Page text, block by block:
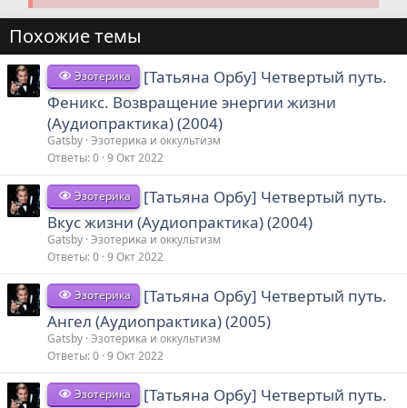
Похожие темы
Эзотерика
[Татьяна Орбу] Четвертый путь.
Феникс. Возвращение энергии жизни
(Аудиопрактика) (2004)
Gatsby Эзотерика и оккультизм
Ответы 0 9 Окт 2022
Эзотерика
[Татьяна Орбу] Четвертый путь.
Вкус жизни (Аудиопрактика) (2004)
Gatsby Эзотерика и оккультизм
Ответы 0 9 Окт 2022
Эзотерика
[Татьяна Орбу] Четвертый путь.
Ангел (Аудиопрактика) (2005)
Gatsby Эзотерика и оккультизм
Ответы 0 9 Окт 2022
Эзотерика
[Татьяна Орбу] Четвертый путь.